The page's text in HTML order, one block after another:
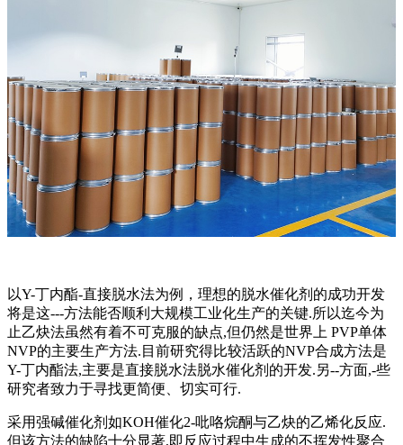
以Y-丁内酯-直接脱水法为例，理想的脱水催化剂的成功开发
将是这---方法能否顺利大规模工业化生产的关键.所以迄今为
止乙炔法虽然有着不可克服的缺点,但仍然是世界上 PVP单体
NVP的主要生产方法.目前研究得比较活跃的NVP合成方法是
Y-丁内酯法,主要是直接脱水法脱水催化剂的开发.另--方面,-些
研究者致力于寻找更简便、切实可行.
采用强碱催化剂如KOH催化2-吡咯烷酮与乙炔的乙烯化反应.
但该方法的缺陷十分显著,即反应过程中生成的不挥发性聚合